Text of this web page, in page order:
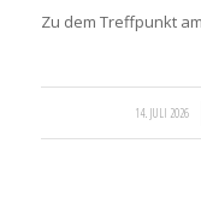
Zu dem Treffpunkt
14. JULI 2026